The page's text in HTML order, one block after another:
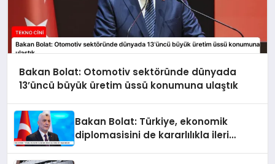
Bakan Bolat: Otomotiv sektöründe dünyada
13’üncü büyük üretim üssü konumuna ulaştık
Bakan Bolat: Türkiye, ekonomik
diplomasisini de kararlılıkla ileri